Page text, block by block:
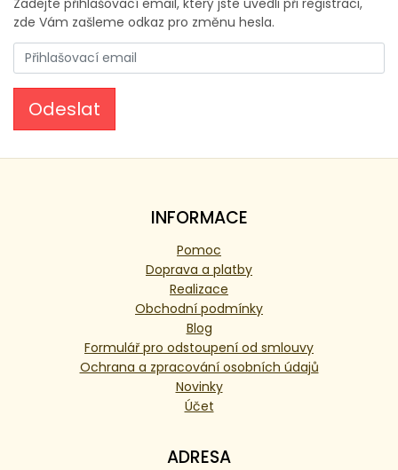
Zadejte přihlašovací email, který jste uvedli při registraci,
zde Vám zašleme odkaz pro změnu hesla.
Odeslat
INFORMACE
Pomoc
Doprava a platby
Realizace
Obchodní podmínky
Blog
Formulář pro odstoupení od smlouvy
Ochrana a zpracování osobních údajů
Novinky
Účet
ADRESA